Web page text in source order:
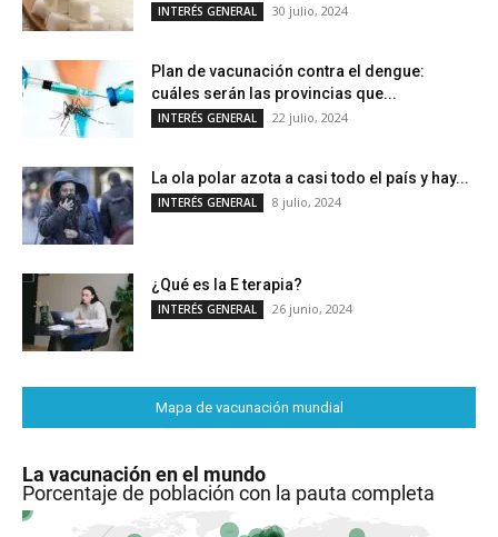
INTERÉS GENERAL 30 julio, 2024
Plan de vacunación contra el dengue:
cuáles serán las provincias que...
INTERÉS GENERAL 22 julio, 2024
La ola polar azota a casi todo el país y hay...
INTERÉS GENERAL 8 julio, 2024
¿Qué es la E terapia?
INTERÉS GENERAL 26 junio, 2024
Mapa de vacunación mundial